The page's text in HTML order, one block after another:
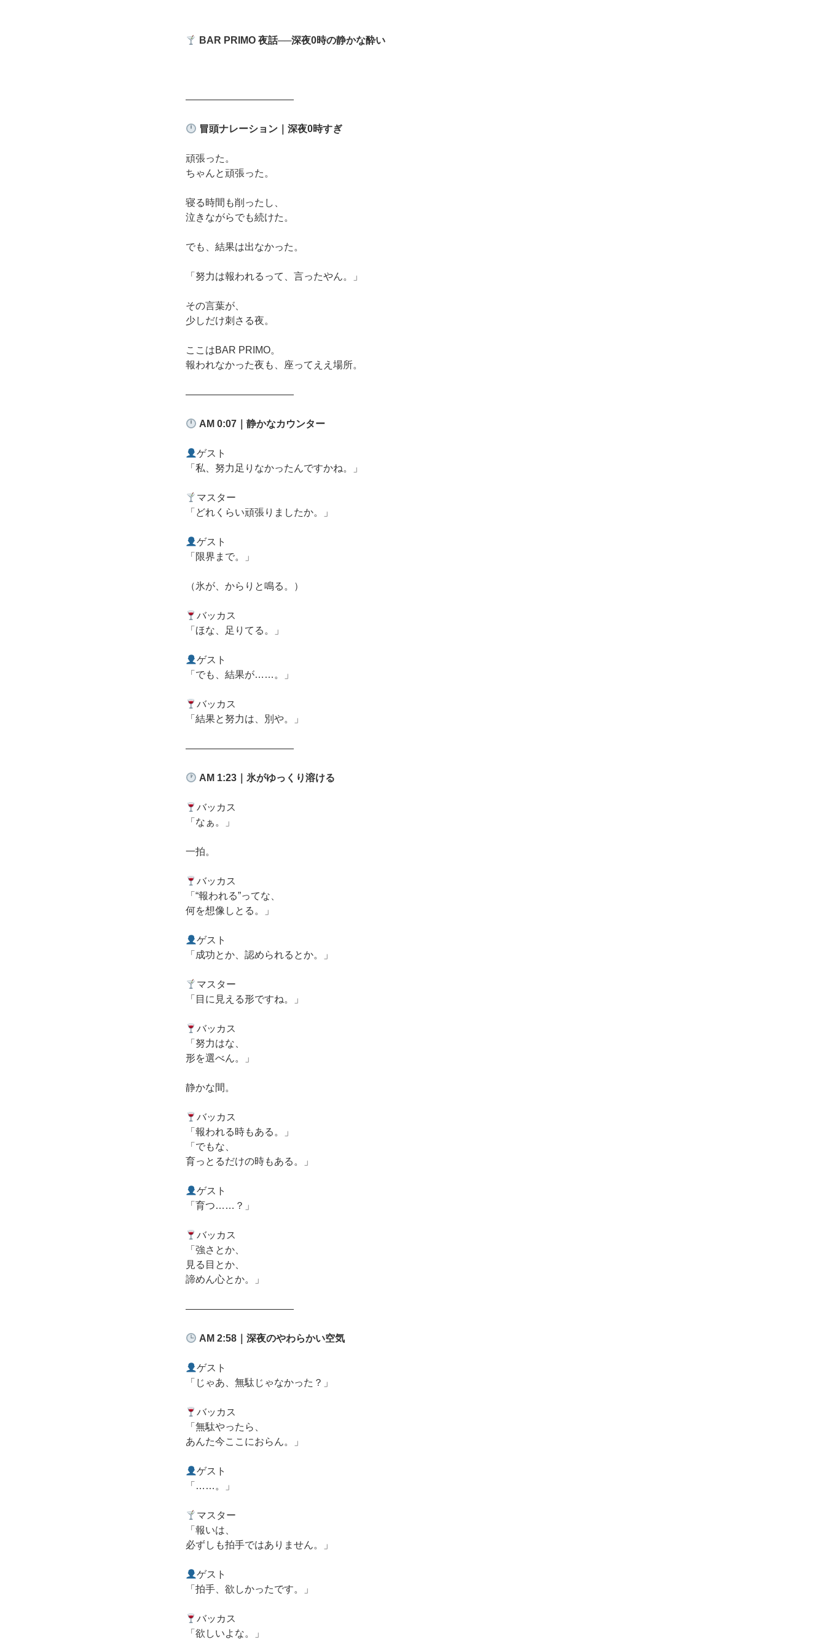
BAR PRIMO夜話──深夜0時の静かな酔い
―――――――――――
冒頭ナレーション｜深夜0時すぎ
頑張った。
ちゃんと頑張った。
寝る時間も削ったし、
泣きながらでも続けた。
でも、結果は出なかった。
「努力は報われるって、言ったやん。」
その言葉が、
少しだけ刺さる夜。
ここはBAR PRIMO。
報われなかった夜も、座ってええ場所。
―――――――――――
AM 0:07 ｜静かなカウンター
ゲスト
「私、努力足りなかったんですかね。」
マスター
「どれくらい頑張りましたか。」
ゲスト
「限界まで。」
（氷が、からりと鳴る。）
バッカス
「ほな、足りてる。」
ゲスト
「でも、結果が……。」
バッカス
「結果と努力は、別や。」
―――――――――――
AM 1:23 ｜氷がゆっくり溶ける
バッカス
「なぁ。」
一拍。
バッカス
「“報われる”ってな、
何を想像しとる。」
ゲスト
「成功とか、認められるとか。」
マスター
「目に見える形ですね。」
バッカス
「努力はな、
形を選べん。」
静かな間。
バッカス
「報われる時もある。」
「でもな、
育っとるだけの時もある。」
ゲスト
「育つ……？」
バッカス
「強さとか、
見る目とか、
諦めん心とか。」
―――――――――――
AM 2:58 ｜深夜のやわらかい空気
ゲスト
「じゃあ、無駄じゃなかった？」
バッカス
「無駄やったら、
あんた今ここにおらん。」
ゲスト
「……。」
マスター
「報いは、
必ずしも拍手ではありません。」
ゲスト
「拍手、欲しかったです。」
バッカス
「欲しいよな。」